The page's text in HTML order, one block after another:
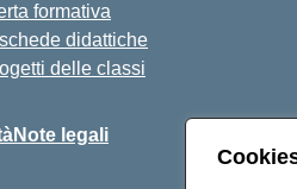
formativa
didattiche
delle classi
Note legali